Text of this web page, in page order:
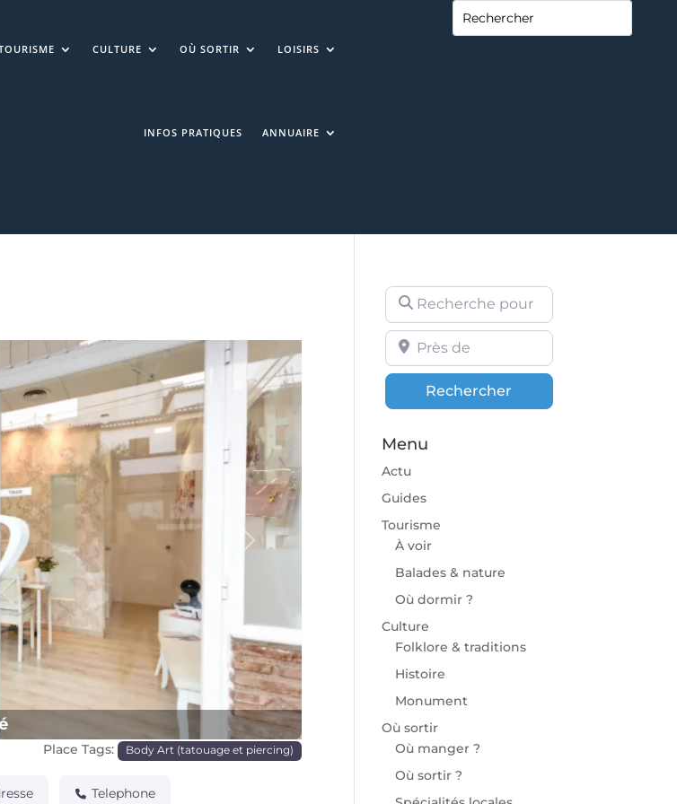
CULTURE OÙ SORTIR LOISIRS
INFOS PRATIQUES ANNUAIRE
Prochaine
Place Tags: Body Art (tatouage et piercing)
Telephone
Recherche pour
Près de
Rechercher
Menu
Actu
Guides
Tourisme
À voir
Balades & nature
Où dormir ?
Culture
Folklore & traditions
Histoire
Monument
Où sortir
Où manger ?
Où sortir ?